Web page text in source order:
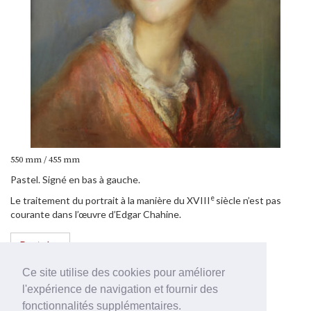
Ce site utilise des cookies pour améliorer
l'expérience de navigation et fournir des
fonctionnalités supplémentaires.
550 mm / 455 mm
Pastel. Signé en bas à gauche.
Le traitement du portrait à la manière du XVIII e siècle n’est pas
courante dans l’œuvre d’Edgar Chahine.
Pastel
Edgar Chahine 1874-1947